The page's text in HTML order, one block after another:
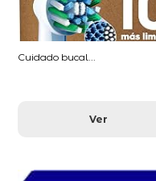
Cuidado bucal...
Ver